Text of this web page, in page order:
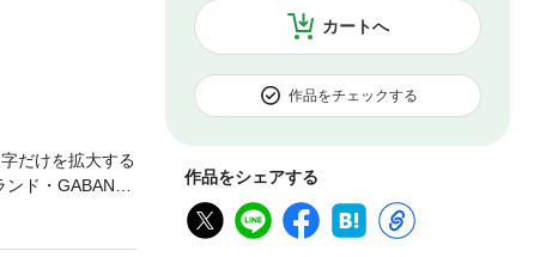
カートへ
作品をチェックする
作品をシェアする
だけを拡大する
ド・GABAN®
スブランドで